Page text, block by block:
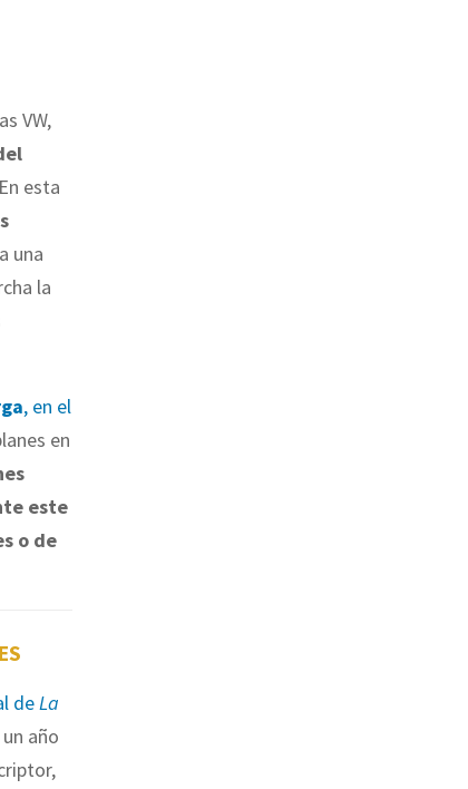
VW,
esta
una
la
, en el
en
este
o de
deLa
año